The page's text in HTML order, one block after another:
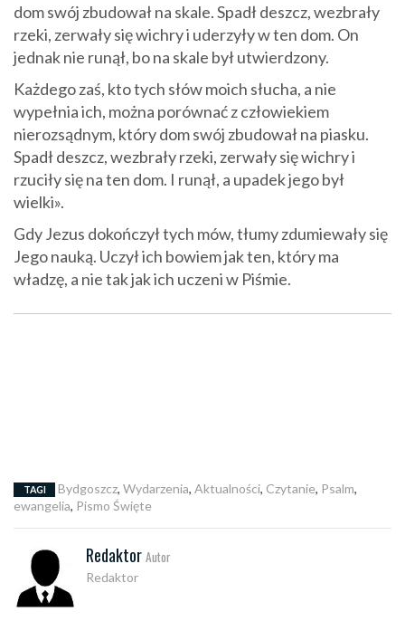
dom swój zbudował na skale. Spadł deszcz, wezbrały
rzeki, zerwały się wichry i uderzyły w ten dom. On
jednak nie runął, bo na skale był utwierdzony.
Każdego zaś, kto tych słów moich słucha, a nie
wypełnia ich, można porównać z człowiekiem
nierozsądnym, który dom swój zbudował na piasku.
Spadł deszcz, wezbrały rzeki, zerwały się wichry i
rzuciły się na ten dom. I runął, a upadek jego był
wielki».
Gdy Jezus dokończył tych mów, tłumy zdumiewały się
Jego nauką. Uczył ich bowiem jak ten, który ma
władzę, a nie tak jak ich uczeni w Piśmie.
TAGI Bydgoszcz, Wydarzenia, Aktualności, Czytanie, Psalm,
ewangelia, Pismo Święte
Redaktor Autor
Redaktor